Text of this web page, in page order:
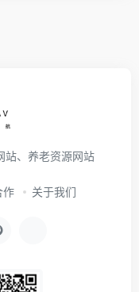
站、养老资源网站
作 关于我们